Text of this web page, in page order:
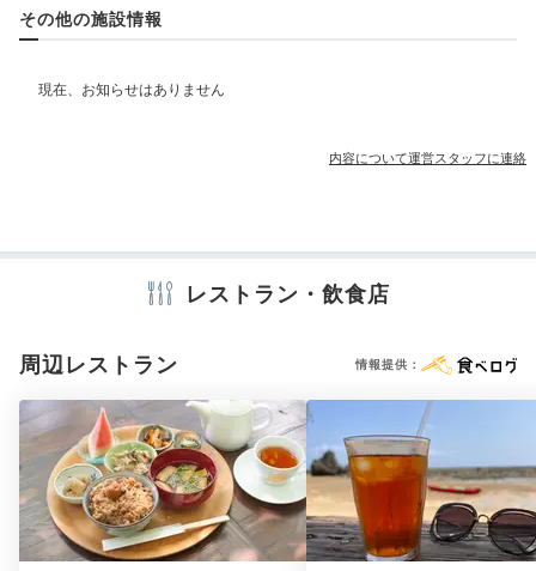
特別な滞在が叶う施設
広大な敷地は施設が充実。ガジュマルやブーゲンビリア
など亜熱帯植物が育つ「さちばるの庭」を散策したり、
森の中のサロン「AMAMIKIYO（アマミキヨ）」
ディートリートメントを受けたりと、自由に過ごしませ
んか？
洋室
インターネット利用可能
アメニティ
スリッパ 洗浄機付トイレ 浴衣 歯ブラシ
シャンプー コンディショナー ボディソープ
電気ポット
※設備・アメニティは、確認が取れている情報を表示しています。
その他の施設情報
内容について運営スタッフに連絡
レストラン・飲食店
周辺レストラン 情報提供：